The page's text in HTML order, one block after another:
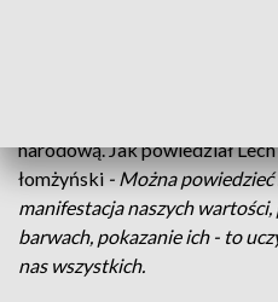
narodową. Jak powiedział
łomżyński- Można
manifestacja naszych
barwach, pokazanie ich - to
nas wszystkich.